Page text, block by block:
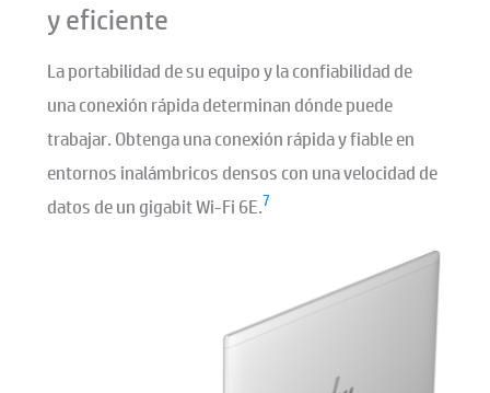
y eficiente
La portabilidad de su equipo y la confiabilidad de
una conexión rápida determinan dónde puede
trabajar. Obtenga una conexión rápida y fiable en
entornos inalámbricos densos con una velocidad de
datos de un gigabit Wi-Fi 6E.7